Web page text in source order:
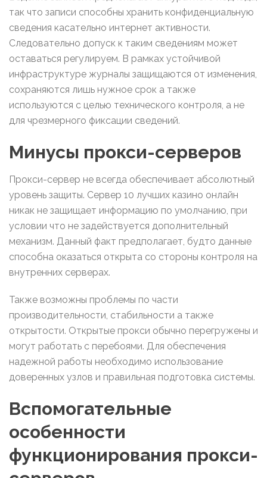
так что записи способны хранить конфиденциальную
сведения касательно интернет активности.
Следовательно допуск к таким сведениям может
оставаться регулируем. В рамках устойчивой
инфраструктуре журналы защищаются от изменения,
сохраняются лишь нужное срок а также
используются с целью технического контроля, а не
для чрезмерного фиксации сведений.
Минусы прокси-серверов
Прокси-сервер не всегда обеспечивает абсолютный
уровень защиты. Сервер 10 лучших казино онлайн
никак не защищает информацию по умолчанию, при
условии что не задействуется дополнительный
механизм. Данный факт предполагает, будто данные
способна оказаться открыта со стороны контроля на
внутренних серверах.
Также возможны проблемы по части
производительности, стабильности а также
открытости. Открытые прокси обычно перегружены и
могут работать с перебоями. Для обеспечения
надежной работы необходимо использование
доверенных узлов и правильная подготовка системы.
Вспомогательные
особенности
функционирования прокси-